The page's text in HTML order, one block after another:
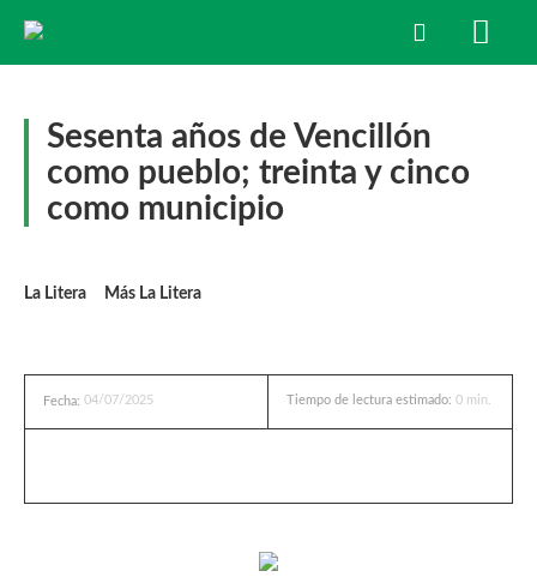
Sesenta años de Vencillón
como pueblo; treinta y cinco
como municipio
La Litera Más La Litera
Fecha: 04/07/2025 Tiempo de lectura estimado: 0 min.